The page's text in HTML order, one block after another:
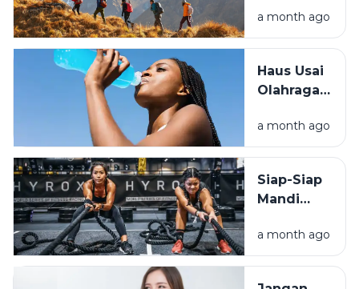
Perbedaan
Hiking dan
yang
Wajib
a month ago
Haus Usai
Olahraga?
Beda Air
Biasa dan
Elektrolit
a month ago
Siap-Siap
Mandi
Ini Alasan
Kenapa
a month ago